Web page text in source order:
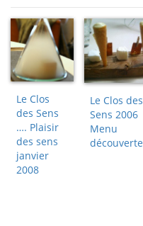
Le Clos
des Sens
…. Plaisir
des sens
janvier
2008
Le Clos des
Sens 2006
Menu
découverte